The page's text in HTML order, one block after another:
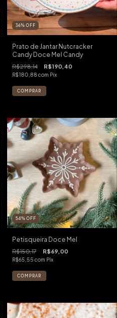
36% OFF
Prato de Jantar Nutcracker
Candy Doce Mel Candy
R$298,14 R$190,40
R$180,88 com Pix
54% OFF
Petisqueira Doce Mel
R$150,17 R$69,00
R$65,55 com Pix